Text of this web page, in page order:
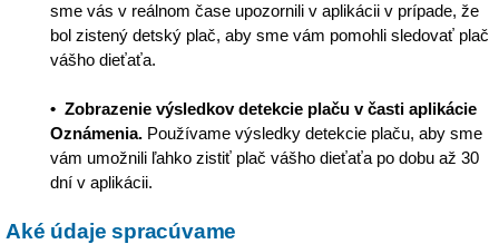
sme vás v reálnom čase upozornili v aplikácii v prípade, že
bol zistený detský plač, aby sme vám pomohli sledovať plač
vášho dieťaťa.
• Zobrazenie výsledkov detekcie plaču v časti aplikácie
Oznámenia. Používame výsledky detekcie plaču, aby sme
vám umožnili ľahko zistiť plač vášho dieťaťa po dobu až 30
dní v aplikácii.
Aké údaje spracúvame